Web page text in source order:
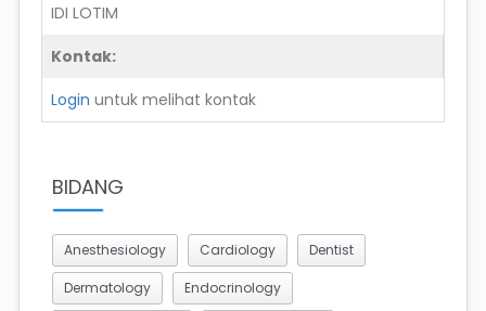
IDI LOTIM
Kontak:
Login untuk melihat kontak
BIDANG
Anesthesiology Cardiology Dentist
Dermatology Endocrinology